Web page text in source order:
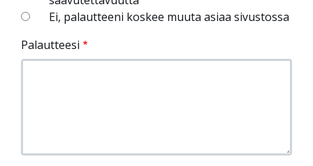
Ei, palautteeni koskee muuta asiaa sivustossa
Palautteesi